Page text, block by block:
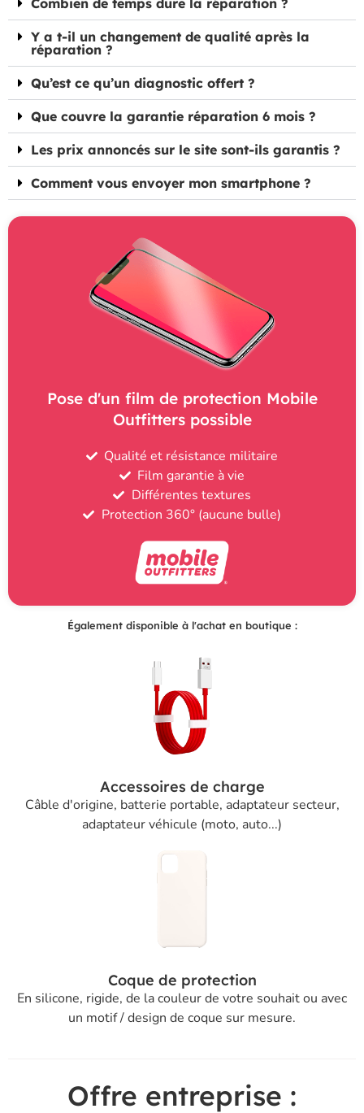
Combien de temps dure la réparation ?
Y a t-il un changement de qualité après la
réparation ?
Qu’est ce qu’un diagnostic offert ?
Que couvre la garantie réparation 6 mois ?
Les prix annoncés sur le site sont-ils garantis ?
Comment vous envoyer mon smartphone ?
Pose d'un film de protection Mobile
Outfitters possible
Qualité et résistance militaire
Film garantie à vie
Différentes textures
Protection 360° (aucune bulle)
Également disponible à l'achat en boutique :
Accessoires de charge
Câble d'origine, batterie portable, adaptateur secteur,
adaptateur véhicule (moto, auto...)
Coque de protection
En silicone, rigide, de la couleur de votre souhait ou avec
un motif / design de coque sur mesure.
Offre entreprise :